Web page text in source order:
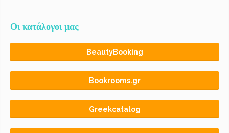
Οι κατάλογοι μας
BeautyBooking
Bookrooms.gr
Greekcatalog